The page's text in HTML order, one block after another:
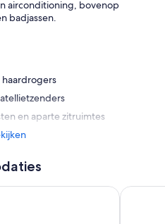
airconditioning, bovenop
badjassen.
en aparte zitruimtes
Patong Beach Resort